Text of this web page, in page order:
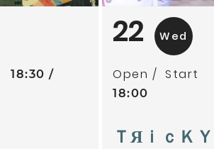
18:30
22 Wed
Open Start
18:00
ＴЯｉｃＫ